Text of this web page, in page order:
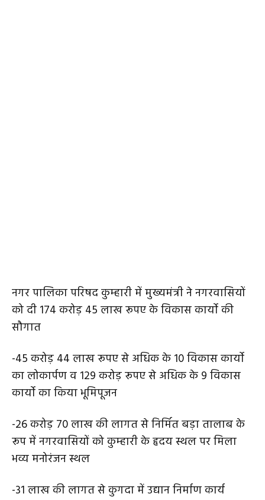
नगर पालिका परिषद कुम्हारी में मुख्यमंत्री ने नगरवासियों
को दी 174 करोड़ 45 लाख रूपए के विकास कार्याे की
सौगात
-45 करोड़ 44 लाख रूपए से अधिक के 10 विकास कार्याे
का लोकार्पण व 129 करोड़ रूपए से अधिक के 9 विकास
कार्याे का किया भूमिपूजन
-26 करोड़ 70 लाख की लागत से निर्मित बड़ा तालाब के
रूप में नगरवासियों को कुम्हारी के हृदय स्थल पर मिला
भव्य मनोरंजन स्थल
-31 लाख की लागत से कुगदा में उद्यान निर्माण कार्य